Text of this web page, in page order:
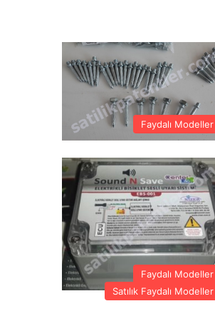
Faydalı Modeller
Faydalı Modeller
Satılık Faydalı Modeller